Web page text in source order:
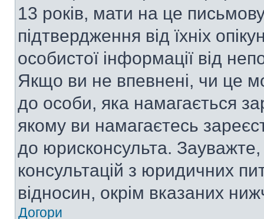
13 років, мати на це письмову
підтвердження від їхніх
особистої інформації від
Якщо ви не впевнені, чи це
до особи, яка намагається
якому ви намагаєтесь
до юрисконсульта.
консультацій з юридичних
відносин, окрім вказаних
Догори